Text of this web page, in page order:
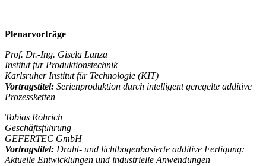
Plenarvorträge
Prof. Dr.-Ing. Gisela Lanza
Institut für Produktionstechnik
Karlsruher Institut für Technologie (KIT)
Vortragstitel: Serienproduktion durch intelligent geregelte additive
Prozessketten
Tobias Röhrich
Geschäftsführung
GEFERTEC GmbH
Vortragstitel: Draht- und lichtbogenbasierte additive Fertigung:
Aktuelle Entwicklungen und industrielle Anwendungen